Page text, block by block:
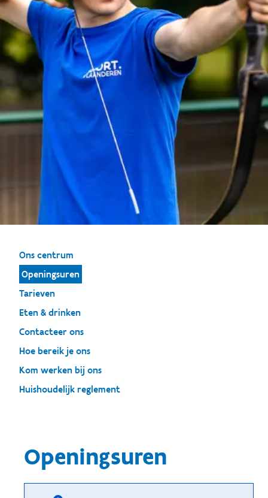
Ons centrum
Openingsuren
Tarieven
Eten & drinken
Contacteer ons
Hoe bereik je ons
Kom werken bij ons
Huishoudelijk reglement
Openingsuren